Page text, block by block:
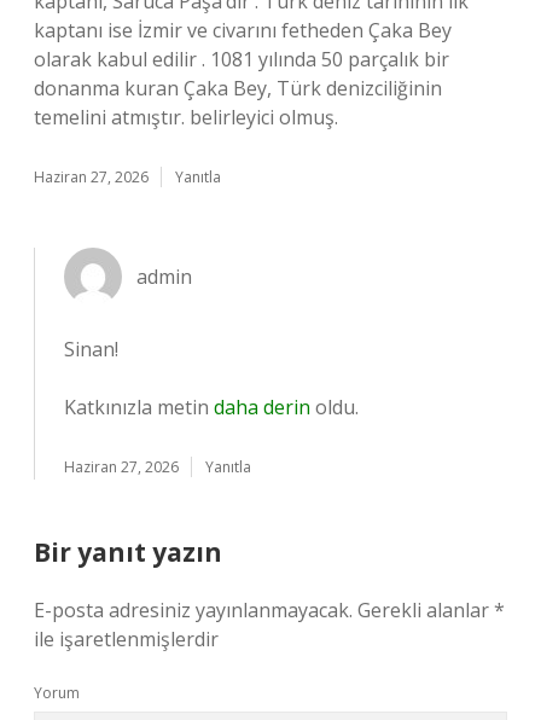
kaptanı ise İzmir ve civarını fetheden Çaka Bey
olarak kabul edilir . 1081 yılında 50 parçalık bir
donanma kuran Çaka Bey, Türk denizciliğinin
temelini atmıştır. belirleyici olmuş.
Haziran 27, 2026 Yanıtla
admin
Sinan!
Katkınızla metin daha derin oldu.
Haziran 27, 2026 Yanıtla
Bir yanıt yazın
E-posta adresiniz yayınlanmayacak. Gerekli alanlar*
ile işaretlenmişlerdir
Yorum